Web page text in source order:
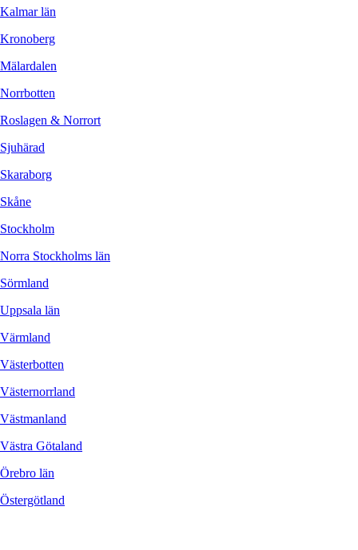
Kalmar län
Kronoberg
Mälardalen
Norrbotten
Roslagen & Norrort
Sjuhärad
Skaraborg
Skåne
Stockholm
Norra Stockholms län
Sörmland
Uppsala län
Värmland
Västerbotten
Västernorrland
Västmanland
Västra Götaland
Örebro län
Östergötland